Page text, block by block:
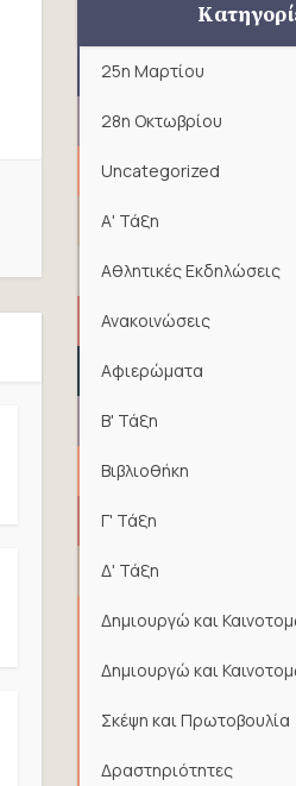
25η Μαρτίου
28η Οκτωβρίου
Uncategorized
Α' Τάξη
Αθλητικές Εκδηλώσεις
Ανακοινώσεις
Αφιερώματα
Β' Τάξη
Βιβλιοθήκη
Γ' Τάξη
Δ' Τάξη
Δημιουργώ και
Δημιουργώ και
Σκέψη και Πρωτοβουλία
Δραστηριότητες